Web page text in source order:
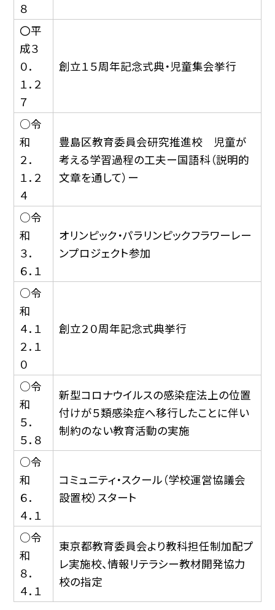
８
〇平
成３
０．
１．２
７
創立１５周年記念式典・児童集会挙行
○令
和
２．
１．２
４
豊島区教育委員会研究推進校 児童が
考える学習過程の工夫ー国語科（説明的
文章を通して）ー
○令
和
３．
６．１
オリンピック・パラリンピックフラワーレー
ンプロジェクト参加
○令
和
４．１
２．１
０
創立２０周年記念式典挙行
○令
和
５．
５．８
新型コロナウイルスの感染症法上の位置
付けが５類感染症へ移行したことに伴い
制約のない教育活動の実施
○令
和
６．
４．１
コミュニティ・スクール（学校運営協議会
設置校）スタート
○令
和
８．
４．１
東京都教育委員会より教科担任制加配プ
レ実施校、情報リテラシー教材開発協力
校の指定